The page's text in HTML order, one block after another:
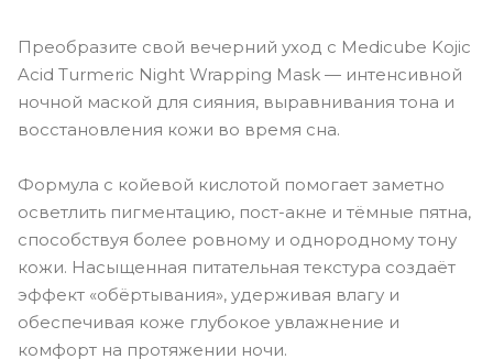
Преобразите свой вечерний уход с Medicube Kojic
Acid Turmeric Night Wrapping Mask — интенсивной
ночной маской для сияния, выравнивания тона и
восстановления кожи во время сна.
Формула с койевой кислотой помогает заметно
осветлить пигментацию, пост-акне и тёмные пятна,
способствуя более ровному и однородному тону
кожи. Насыщенная питательная текстура создаёт
эффект «обёртывания», удерживая влагу и
обеспечивая коже глубокое увлажнение и
комфорт на протяжении ночи.